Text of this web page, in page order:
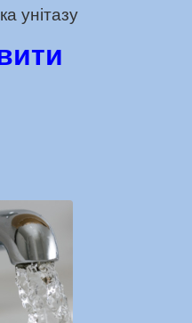
унітазу